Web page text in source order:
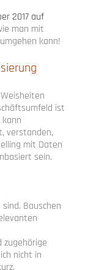
2017 auf
man mit
kann!
ist
verstanden,
mit Daten
sein.
Bauschen
zugehörige
nicht in